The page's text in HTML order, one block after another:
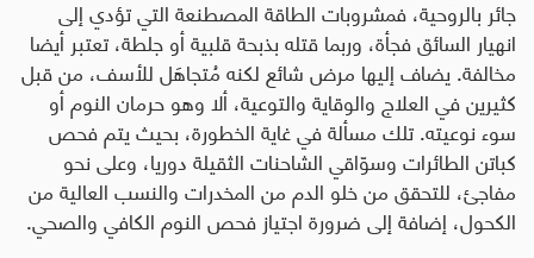
جائر بالروحية، فمشروبات الطاقة المصطنعة التي تؤدي إلى
انهيار السائق فجأة، وربما قتله بذبحة قلبية أو جلطة، تعتبر أيضا
مخالفة. يضاف إليها مرض شائع لكنه مُتجاهَل للأسف، من قبل
كثيرين في العلاج والوقاية والتوعية، ألا وهو حرمان النوم أو
سوء نوعيته. تلك مسألة في غاية الخطورة، بحيث يتم فحص
كباتن الطائرات وسوّاقي الشاحنات الثقيلة دوريا، وعلى نحو
مفاجئ، للتحقق من خلو الدم من المخدرات والنسب العالية من
الكحول، إضافة إلى ضرورة اجتياز فحص النوم الكافي والصحي.